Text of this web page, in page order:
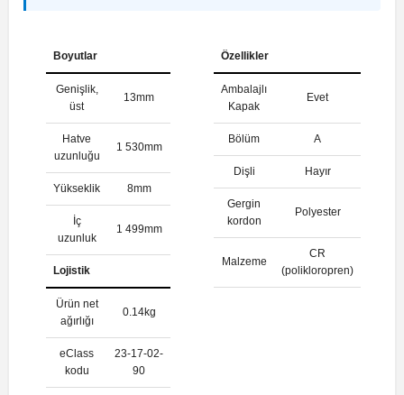
Boyutlar
Genişlik,
üst
13mm
Hatve
uzunluğu
1 530mm
Yükseklik 8mm
İç
uzunluk
1 499mm
Lojistik
Ürün net
ağırlığı
0.14kg
eClass
kodu
23-17-02-
90
Özellikler
Ambalajlı
Kapak
Evet
Bölüm A
Dişli Hayır
Gergin
kordon
Polyester
Malzeme
CR
(polikloropren)